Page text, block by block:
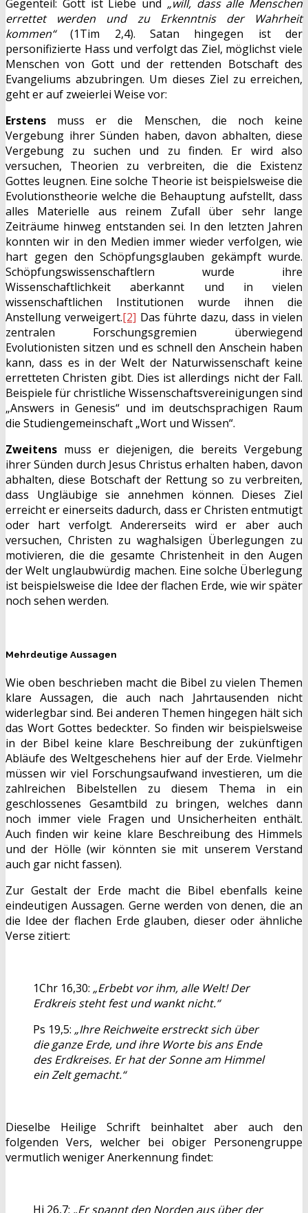
Gegenteil: Gott ist Liebe und „will, dass alle Menschen
errettet werden und zu Erkenntnis der Wahrheit
kommen“(1Tim 2,4). Satan hingegen ist der
personifizierte Hass und verfolgt das Ziel, möglichst viele
Menschen von Gott und der rettenden Botschaft des
Evangeliums abzubringen. Um dieses Ziel zu erreichen,
geht er auf zweierlei Weise vor:
Erstens muss er die Menschen, die noch keine
Vergebung ihrer Sünden haben, davon abhalten, diese
Vergebung zu suchen und zu finden. Er wird also
versuchen, Theorien zu verbreiten, die die Existenz
Gottes leugnen. Eine solche Theorie ist beispielsweise die
Evolutionstheorie welche die Behauptung aufstellt, dass
alles Materielle aus reinem Zufall über sehr lange
Zeiträume hinweg entstanden sei. In den letzten Jahren
konnten wir in den Medien immer wieder verfolgen, wie
hart gegen den Schöpfungsglauben gekämpft wurde.
Schöpfungswissenschaftlern wurde ihre
Wissenschaftlichkeit aberkannt und in vielen
wissenschaftlichen Institutionen wurde ihnen die
Anstellung verweigert.[2] Das führte dazu, dass in vielen
zentralen Forschungsgremien überwiegend
Evolutionisten sitzen und es schnell den Anschein haben
kann, dass es in der Welt der Naturwissenschaft keine
erretteten Christen gibt. Dies ist allerdings nicht der Fall.
Beispiele für christliche Wissenschaftsvereinigungen sind
„Answers in Genesis“ und im deutschsprachigen Raum
die Studiengemeinschaft „Wort und Wissen“.
Zweitens muss er diejenigen, die bereits Vergebung
ihrer Sünden durch Jesus Christus erhalten haben, davon
abhalten, diese Botschaft der Rettung so zu verbreiten,
dass Ungläubige sie annehmen können. Dieses Ziel
erreicht er einerseits dadurch, dass er Christen entmutigt
oder hart verfolgt. Andererseits wird er aber auch
versuchen, Christen zu waghalsigen Überlegungen zu
motivieren, die die gesamte Christenheit in den Augen
der Welt unglaubwürdig machen. Eine solche Überlegung
ist beispielsweise die Idee der flachen Erde, wie wir später
noch sehen werden.
Mehrdeutige Aussagen
Wie oben beschrieben macht die Bibel zu vielen Themen
klare Aussagen, die auch nach Jahrtausenden nicht
widerlegbar sind. Bei anderen Themen hingegen hält sich
das Wort Gottes bedeckter. So finden wir beispielsweise
in der Bibel keine klare Beschreibung der zukünftigen
Abläufe des Weltgeschehens hier auf der Erde. Vielmehr
müssen wir viel Forschungsaufwand investieren, um die
zahlreichen Bibelstellen zu diesem Thema in ein
geschlossenes Gesamtbild zu bringen, welches dann
noch immer viele Fragen und Unsicherheiten enthält.
Auch finden wir keine klare Beschreibung des Himmels
und der Hölle (wir könnten sie mit unserem Verstand
auch gar nicht fassen).
Zur Gestalt der Erde macht die Bibel ebenfalls keine
eindeutigen Aussagen. Gerne werden von denen, die an
die Idee der flachen Erde glauben, dieser oder ähnliche
Verse zitiert:
1Chr 16,30: „Erbebt vor ihm, alle Welt! Der
Erdkreis steht fest und wankt nicht.“
Ps 19,5: „Ihre Reichweite erstreckt sich über
die ganze Erde, und ihre Worte bis ans Ende
des Erdkreises. Er hat der Sonne am Himmel
ein Zelt gemacht.“
Dieselbe Heilige Schrift beinhaltet aber auch den
folgenden Vers, welcher bei obiger Personengruppe
vermutlich weniger Anerkennung findet:
Hi 26,7: „Er spannt den Norden aus über der